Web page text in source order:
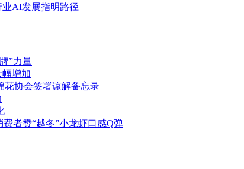
AI发展指明路径
”力量
增加
花协会签署谅解备忘录
者赞“越冬”小龙虾口感Q弹